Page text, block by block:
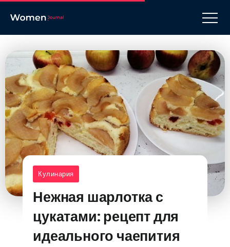
Кулинария
Нежная шарлотка с
цукатами: рецепт для
идеального чаепития